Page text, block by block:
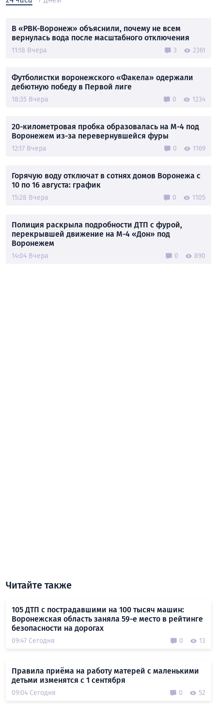
В «РВК-Воронеж» объяснили, почему не всем
вернулась вода после масштабного отключения
11:18 Вчера 3 2361
Футболистки воронежского «Факела» одержали
дебютную победу в Первой лиге
18:35 Вчера 0 1234
20-километровая пробка образовалась на М-4 под
Воронежем из-за перевернувшейся фуры
12:17 Вчера 0 1169
Горячую воду отключат в сотнях домов Воронежа с
10 по 16 августа: график
15:28 Вчера 0 1105
Полиция раскрыла подробности ДТП с фурой,
перекрывшей движение на М-4 «Дон» под
Воронежем
14:04 Вчера 0 890
Читайте также
105 ДТП с пострадавшими на 100 тысяч машин:
Воронежская область заняла 59-е место в рейтинге
безопасности на дорогах
09:47 Сегодня 0 13
Правила приёма на работу матерей с маленькими
детьми изменятся с 1 сентября
09:04 Сегодня 0 52